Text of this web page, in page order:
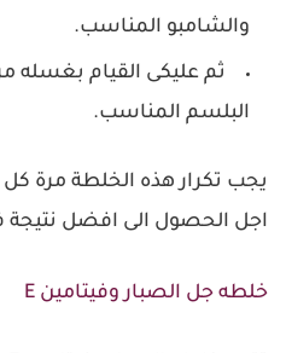
والشامبو المناسب.
ثم عليكى القيام بغسله
البلسم المناسب.
يجب تكرار هذه الخلطة مرة
اجل الحصول الى افضل
خلطه جل الصبار وفيتامين E